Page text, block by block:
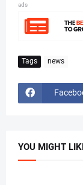
ads
Tags news
YOU MIGHT